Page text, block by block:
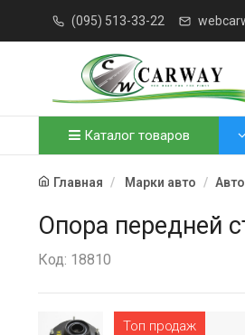
(095) 513-33-22
Каталог товаров
Главная Марки авто
Опора передней
Код: 18810
Топ продаж